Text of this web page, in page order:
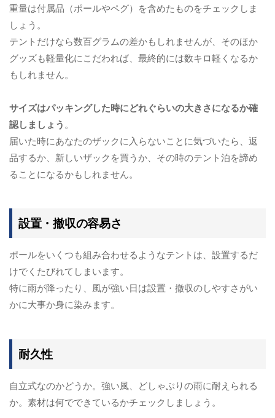
重量は付属品（ポールやペグ）を含めたものをチェックしま
しょう。
テントだけなら数百グラムの差かもしれませんが、そのほか
グッズも軽量化にこだわれば、最終的には数キロ軽くなるか
もしれません。
サイズはパッキングした時にどれぐらいの大きさになるか確
認しましょう 。
届いた時にあなたのザックに入らないことに気づいたら、返
品するか、新しいザックを買うか、その時のテント泊を諦め
ることになるかもしれません。
設置・撤収の容易さ
ポールをいくつも組み合わせるようなテントは、設置するだ
けでくたびれてしまいます。
特に雨が降ったり、風が強い日は設置・撤収のしやすさがい
かに大事か身に染みます。
耐久性
自立式なのかどうか。強い風、どしゃぶりの雨に耐えられる
か。素材は何でできているかチェックしましょう。